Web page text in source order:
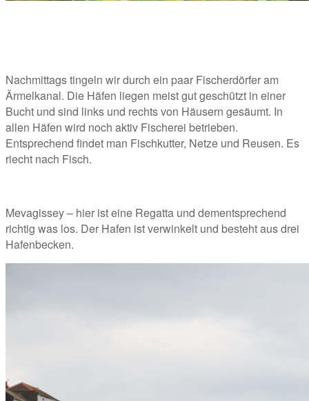
Nachmittags tingeln wir durch ein paar Fischerdörfer am
Ärmelkanal. Die Häfen liegen meist gut geschützt in einer
Bucht und sind links und rechts von Häusern gesäumt. In
allen Häfen wird noch aktiv Fischerei betrieben.
Entsprechend findet man Fischkutter, Netze und Reusen. Es
riecht nach Fisch.
Mevagissey – hier ist eine Regatta und dementsprechend
richtig was los. Der Hafen ist verwinkelt und besteht aus drei
Hafenbecken.